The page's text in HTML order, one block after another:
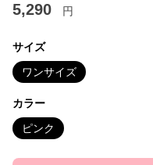
5,290 円
サイズ
ワンサイズ
カラー
ピンク